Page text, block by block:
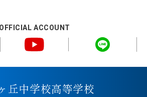
OFFICIAL ACCOUNT
丘中学校高等学校